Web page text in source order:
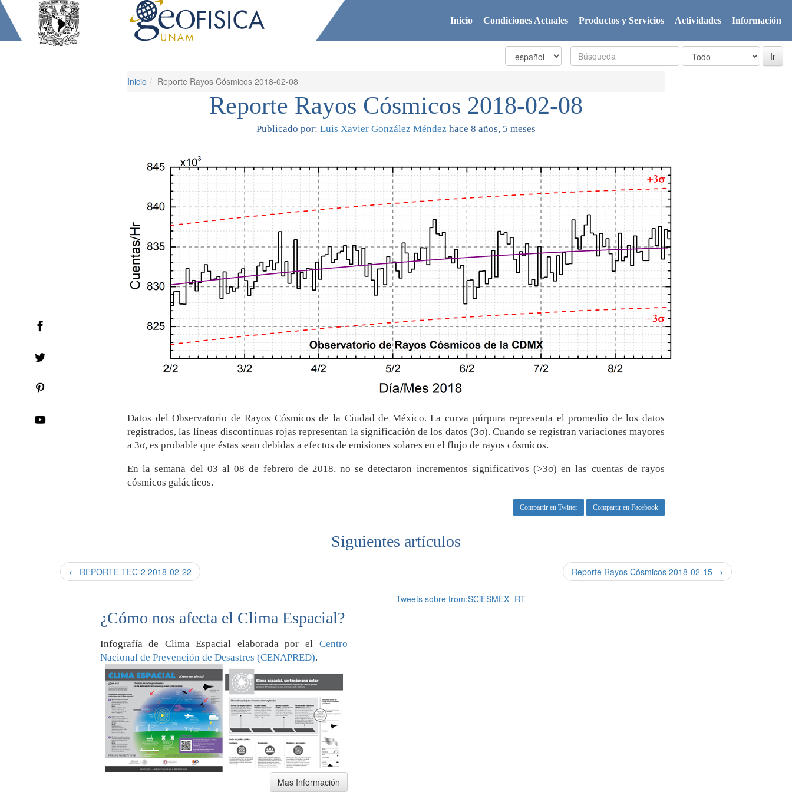
Inicio Condiciones Actuales Productos y Servicios Actividades Información
Inicio Reporte Rayos Cósmicos 2018-02-08
Reporte Rayos Cósmicos 2018-02-08
Publicado por: Luis Xavier González Méndez hace 8 años, 5 meses
Datos del Observatorio de Rayos Cósmicos de la Ciudad de México. La curva púrpura representa el promedio de los datos
registrados, las líneas discontinuas rojas representan la significación de los datos (3σ). Cuando se registran variaciones mayores
a 3σ, es probable que éstas sean debidas a efectos de emisiones solares en el flujo de rayos cósmicos.
En la semana del 03 al 08 de febrero de 2018, no se detectaron incrementos significativos (>3σ) en las cuentas de rayos
cósmicos galácticos.
Compartir en Twitter Compartir en Facebook
Siguientes artículos
← REPORTE TEC-2 2018-02-22 Reporte Rayos Cósmicos 2018-02-15 →
¿Cómo nos afecta el Clima Espacial?
Infografía de Clima Espacial elaborada por el Centro
Nacional de Prevención de Desastres (CENAPRED).
Tweets sobre from:SCiESMEX -RT